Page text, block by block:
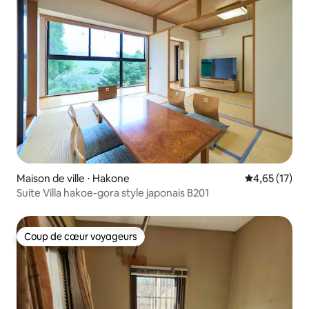
Maison de ville ⋅ Hakone Évaluation
4,65 (17)
Suite Villa hakoe-gora style japonais B201
Coup de cœur voyageurs
Coup de cœur voyageurs